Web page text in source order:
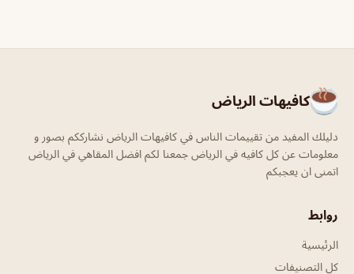
كافيهات الرياض
دليلك المفيد من تقييمات الناس في كافيهات الرياض نشارككم بصور و
معلومات عن كل كافيه في الرياض جمعنا لكم افضل المقاهي في الرياض
اتمنى ان يعجبكم
روابط
الرئيسية
كل التصنيفات